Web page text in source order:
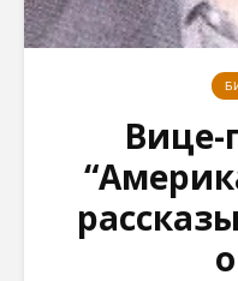
Вице-
Свет